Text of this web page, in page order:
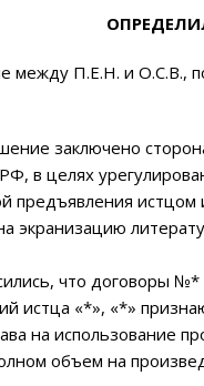
между П.Е.Н. и О.С.В.,
заключено
в целях
предъявления истцом
экранизацию
что договоры
истца «*», «*»
на использование
объем на